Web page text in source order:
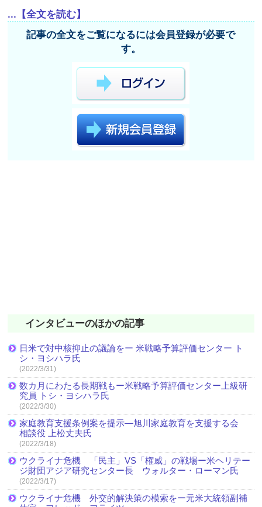
...【全文を読む】
記事の全文をご覧になるには会員登録が必要で
す。
インタビューのほかの記事
日米で対中核抑止の議論をー 米戦略予算評価センター ト
シ・ヨシハラ氏
(2022/3/31)
数カ月にわたる長期戦もー米戦略予算評価センター上級研
究員 トシ・ヨシハラ氏
(2022/3/30)
家庭教育支援条例案を提示―旭川家庭教育を支援する会
相談役 上松丈夫氏
(2022/3/18)
ウクライナ危機 「民主」VS「権威」の戦場ー米ヘリテー
ジ財団アジア研究センター長 ウォルター・ローマン氏
(2022/3/17)
ウクライナ危機 外交的解決策の模索をー元米大統領副補